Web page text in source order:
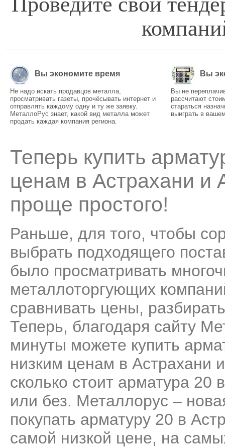
Вы экономите время
Не надо искать продавцов металла,
просматривать газеты, прочёсывать интернет и
отправлять каждому одну и ту же заявку.
МеталлоРус знает, какой вид металла может
продать каждая компания региона.
Вы
Вы не
рассчитают
стараться
выиграть в
Теперь купить
ценам в Астрахани и
проще простого!
Раньше, для того, чтобы
выбрать подходящего
было просматривать
металлоторгующих
сравнивать цены,
Теперь, благодаря сайту
минуты можете купить
низким ценам в Астрахани
сколько стоит арматура 20
или без. Металлорус –
покупать арматуру 20 в
самой низкой цене, на